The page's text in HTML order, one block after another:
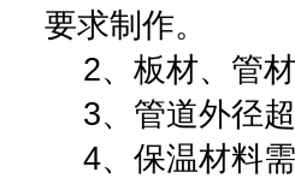
要求制作。
2、板材、管材
3、管道外径
4、保温材料需